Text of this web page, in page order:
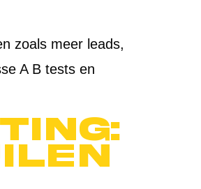
zoals meer leads,
A B tests en